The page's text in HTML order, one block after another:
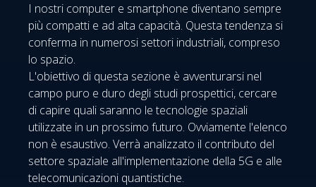
I nostri computer e smartphone diventano sempre
più compatti e ad alta capacità. Questa tendenza si
conferma in numerosi settori industriali, compreso
lo spazio.
L'obiettivo di questa sezione è avventurarsi nel
campo puro e duro degli studi prospettici, cercare
di capire quali saranno le tecnologie spaziali
utilizzate in un prossimo futuro. Ovviamente l'elenco
non è esaustivo. Verrà analizzato il contributo del
settore spaziale all'implementazione della 5G e alle
telecomunicazioni quantistiche.